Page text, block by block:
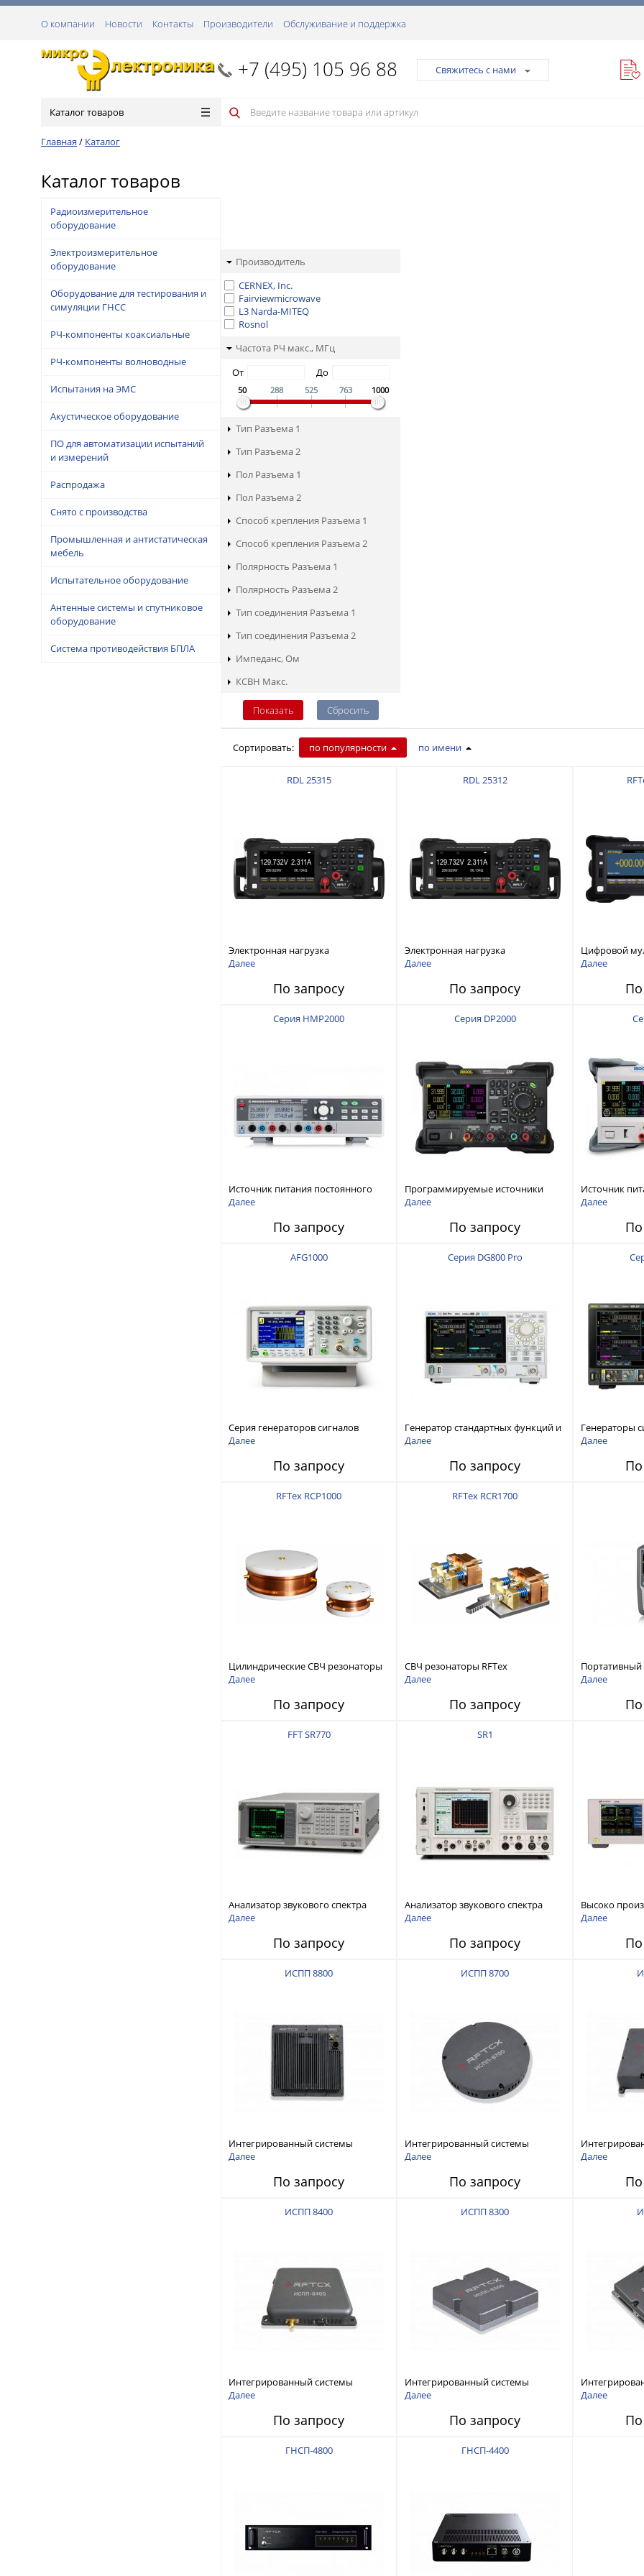
О компании Новости Контакты Производители Обслуживание и поддержка
+7 (495) 105 96 88 Свяжитесь с нами
Каталог товаров
Главная / Каталог
Каталог товаров
Радиоизмерительное
оборудование
Электроизмерительное
оборудование
Оборудование для тестирования и
симуляции ГНСС
РЧ-компоненты коаксиальные
РЧ-компоненты волноводные
Испытания на ЭМС
Акустическое оборудование
ПО для автоматизации испытаний
и измерений
Распродажа
Снято с производства
Промышленная и антистатическая
мебель
Испытательное оборудование
Антенные системы и спутниковое
оборудование
Система противодействия БПЛА
Производитель
CERNEX, Inc.
Fairviewmicrowave
L3 Narda-MITEQ
Rosnol
Частота РЧ макс., МГц
От
До
50 288 525 763 1000
Тип Разъема 1
Тип Разъема 2
Пол Разъема 1
Пол Разъема 2
Способ крепления Разъема 1
Способ крепления Разъема 2
Полярность Разъема 1
Полярность Разъема 2
Тип соединения Разъема 1
Тип соединения Разъема 2
Импеданс, Ом
КСВН Макс.
Сортировать: по популярности по имени
RDL 25315
Электронная нагрузка
постоянного тока, одноканальная,
Далее
По запросу
RDL 25312
Электронная нагрузка
постоянного тока, одноканальная,
Далее
По запросу
Цифровой
разрядностью
Далее
По
Серия HMP2000
Источник питания постоянного
тока
Далее
По запросу
Серия DP2000
Программируемые источники
питания постоянного тока с
Далее
По запросу
Источник
тока с
Далее
По
AFG1000
Серия генераторов сигналов
произвольной формы и
Далее
По запросу
Серия DG800 Pro
Генератор стандартных функций и
сигналов произвольной формы
Далее
По запросу
Генераторы
Далее
По
RFTex RCP1000
Цилиндрические СВЧ резонаторы
RFTex RCP1000
Далее
По запросу
RFTex RCR1700
СВЧ резонаторы RFTex
RCR1700 для тонких листов
Далее
По запросу
анализатор
до 26,5 ГГц
Далее
По
FFT SR770
Анализатор звукового спектра
Stanford Research Systems FFT
Далее
По запросу
SR1
Анализатор звукового спектра
Stanford Research Systems SR1
Далее
По запросу
Высоко
Далее
По
ИСПП 8800
Интегрированный системы
защиты от ГНСС-помех RFТех
Далее
По запросу
ИСПП 8700
Интегрированный системы
защиты от ГНСС-помех RFТех
Далее
По запросу
защиты от
Далее
По
ИСПП 8400
Интегрированный системы
защиты от ГНСС-помех RFТех
Далее
По запросу
ИСПП 8300
Интегрированный системы
защиты от ГНСС-помех RFТех
Далее
По запросу
защиты от
Далее
По
ГНСП-4800 ГНСП-4400